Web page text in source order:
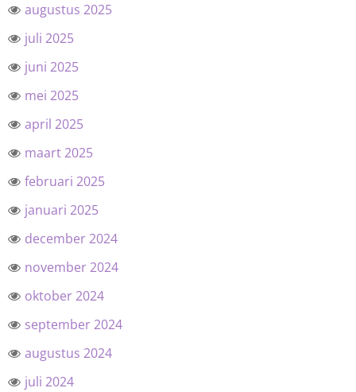
augustus 2025
juli 2025
juni 2025
mei 2025
april 2025
maart 2025
februari 2025
januari 2025
december 2024
november 2024
oktober 2024
september 2024
augustus 2024
juli 2024